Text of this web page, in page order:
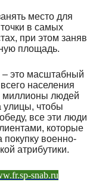
место для
в самых
при этом заняв
площадь.
это масштабный
населения
миллионы людей
улицы, чтобы
все эти люди
которые
покупку военно-
атрибутики.
snab.ru